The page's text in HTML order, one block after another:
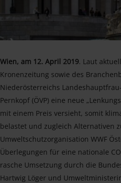
Wien, am 12. April 2019. Laut
Kronenzeitung sowie des
Niederösterreichs
Pernkopf (ÖVP) eine neue
mit einem Preis versieht, somit
belastet und zugleich Alternativen
Umweltschutzorganisation WWF
Überlegungen für eine nationale
rasche Umsetzung durch die
Hartwig Löger und